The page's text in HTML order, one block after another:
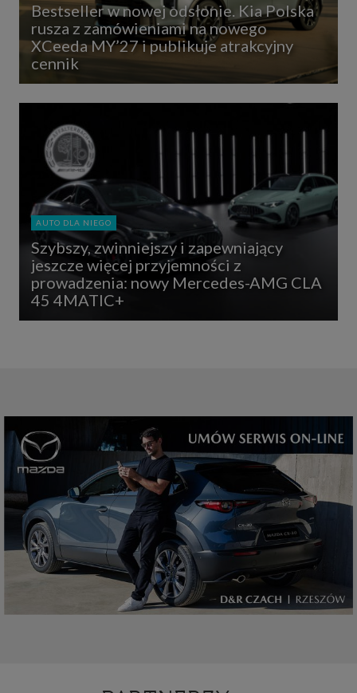
Bestseller w nowej odsłonie. Kia Polska
rusza z zamówieniami na nowego
XCeeda MY’27 i publikuje atrakcyjny
cennik
AUTO DLA NIEGO
Szybszy, zwinniejszy i zapewniający
jeszcze więcej przyjemności z
prowadzenia: nowy Mercedes-AMG CLA
45 4MATIC+